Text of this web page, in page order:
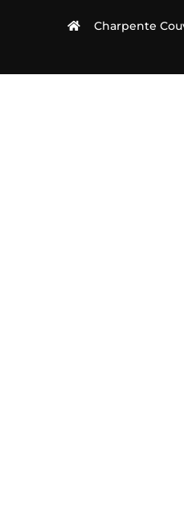
Charpente